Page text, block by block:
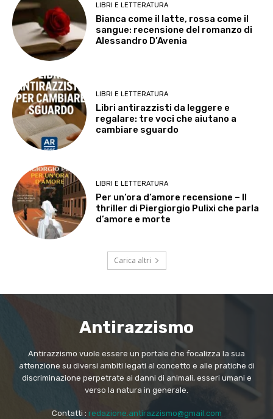
LIBRI E LETTERATURA
Bianca come il latte, rossa come il
sangue: recensione del romanzo di
Alessandro D’Avenia
LIBRI E LETTERATURA
Libri antirazzisti da leggere e
regalare: tre voci che aiutano a
cambiare sguardo
LIBRI E LETTERATURA
Per un’ora d’amore recensione – Il
thriller di Piergiorgio Pulixi che parla
d’amore e morte
Carica altri
Antirazzismo
Antirazzismo vuole essere un portale che focalizza la sua
attenzione su diversi ambiti legati al concetto e alle pratiche di
discriminazione perpetrate ai danni di animali, esseri umani e
verso la natura in generale.
Contatti : redazione.antirazzismo@gmail.com